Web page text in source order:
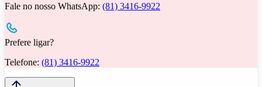
Fale no nosso WhatsApp: (81) 3416-9922
Prefere ligar?
Telefone: (81) 3416-9922